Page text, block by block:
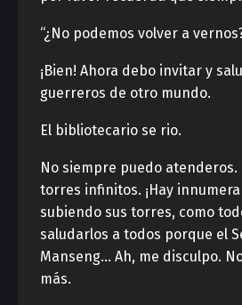
“¿No podemos volver a
¡Bien! Ahora debo invitar y
guerreros de otro mundo.
El bibliotecario se rio.
No siempre puedo atenderos.
torres infinitos. ¡Hay
subiendo sus torres, como
saludarlos a todos porque el
Manseng… Ah, me disculpo.
más.